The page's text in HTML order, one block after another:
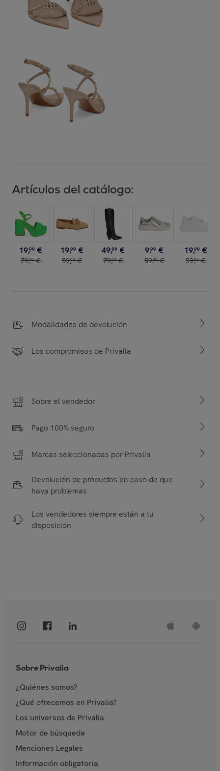
Artículos del catálogo:
19,99 €
79,99 €
19,99 €
59,99 €
49,99 €
79,99 €
9,99 €
59,99 €
19,99 €
59,99 €
Modalidades de devolución
Los compromisos de Privalia
Sobre el vendedor
Pago 100% seguro
Marcas seleccionadas por Privalia
Devolución de productos en caso de que
haya problemas
Los vendedores siempre están a tu
disposición
Sobre Privalia
¿Quiénes somos?
¿Qué ofrecemos en Privalia?
Los universos de Privalia
Motor de búsqueda
Menciones Legales
Información obligatoria